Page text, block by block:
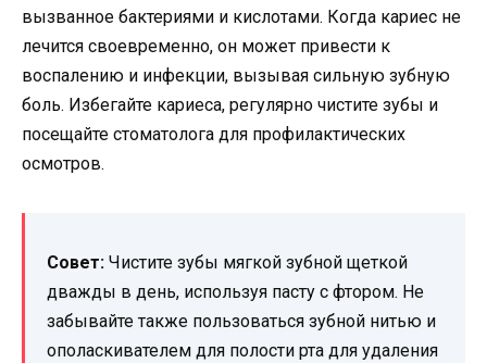
вызванное бактериями и кислотами. Когда кариес не
лечится своевременно, он может привести к
воспалению и инфекции, вызывая сильную зубную
боль. Избегайте кариеса, регулярно чистите зубы и
посещайте стоматолога для профилактических
осмотров.
Совет: Чистите зубы мягкой зубной щеткой
дважды в день, используя пасту с фтором. Не
забывайте также пользоваться зубной нитью и
ополаскивателем для полости рта для удаления